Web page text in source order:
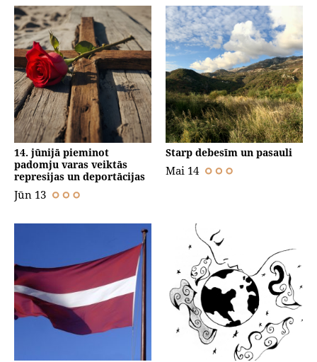
14. jūnijā pieminot
padomju varas veiktās
represijas un deportācijas
Jūn 13
Starp debesīm un pasauli
Mai 14